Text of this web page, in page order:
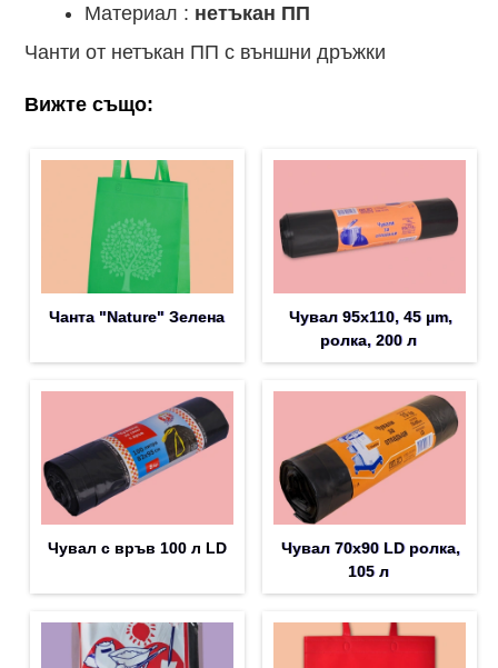
Материал : нетъкан ПП
Чанти от нетъкан ПП с външни дръжки
Вижте също:
Чанта "Nature" Зелена
Чувал 95х110, 45 µm,
ролка, 200 л
Чувал с връв 100 л LD
Чувал 70х90 LD ролка,
105 л